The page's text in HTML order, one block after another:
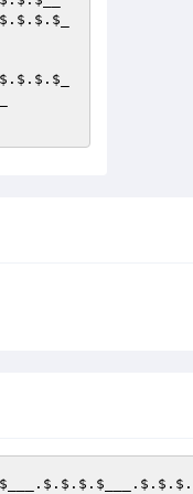
$_
$_
$___ .$.$.$. $___ .$.$.$.